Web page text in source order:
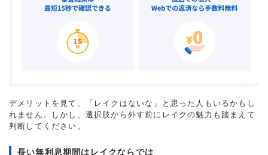
デメリットを見て、「レイクはないな」と思った人もいるかもし
れません。しかし、選択肢から外す前にレイクの魅力も踏まえて
判断してください。
長い無利息期間はレイクならでは